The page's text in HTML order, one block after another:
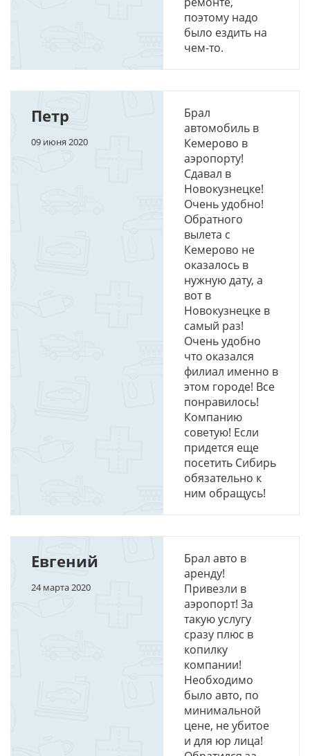
поэтому надо
было ездить на
чем-то.
Петр
09 июня 2020
Брал
автомобиль в
Кемерово в
аэропорту!
Сдавал в
Новокузнецке!
Очень удобно!
Обратного
вылета с
Кемерово не
оказалось в
нужную дату, а
вот в
Новокузнецке в
самый раз!
Очень удобно
что оказался
филиал именно в
этом городе! Все
понравилось!
Компанию
советую! Если
придется еще
посетить Сибирь
обязательно к
ним обращусь!
Евгений
24 марта 2020
Брал авто в
аренду!
Привезли в
аэропорт! За
такую услугу
сразу плюс в
копилку
компании!
Необходимо
было авто, по
минимальной
цене, не убитое
и для юр лица!